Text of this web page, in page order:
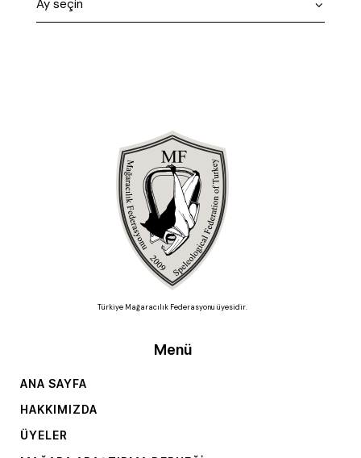
Türkiye Mağaracılık Federasyonu üyesidir.
Menü
ANA SAYFA
HAKKIMIZDA
ÜYELER